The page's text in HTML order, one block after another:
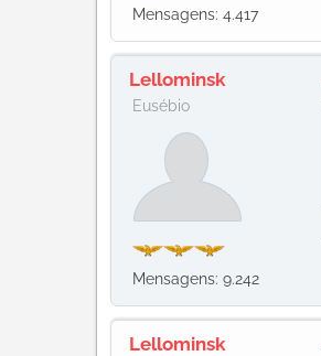
Mensagens: 4.417
Lellominsk
Eusébio
Mensagens: 9.242
Lellominsk